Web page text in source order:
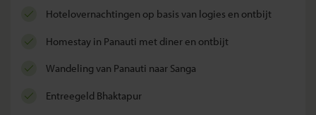
hotelovernachtingen op basis van logies en ontbijt
homestay in Panauti met diner en ontbijt
wandeling van Panauti naar Sanga
entreegeld Bhaktapur